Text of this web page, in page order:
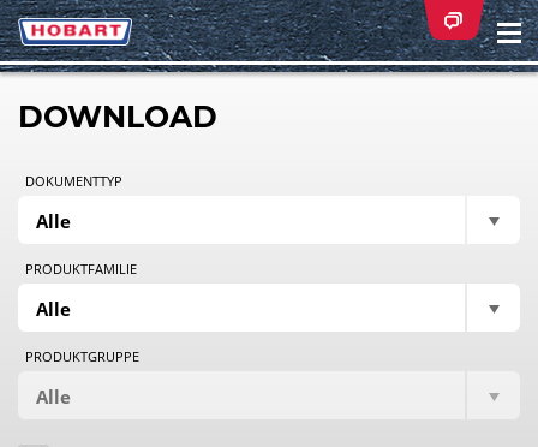
DOWNLOAD
DOKUMENTTYP
PRODUKTFAMILIE
PRODUKTGRUPPE